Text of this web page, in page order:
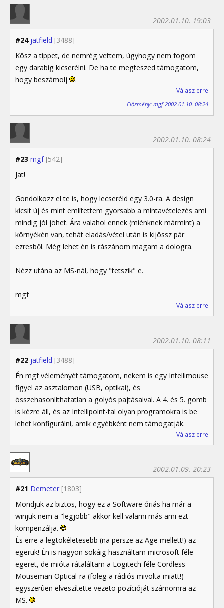
#24 jatfield [3488]
2002.01.10. 19:03
Kösz a tippet, de nemrég vettem, úgyhogy nem fogom
egy darabig kicserélni. De ha te megteszed támogatom,
hogy beszámolj
.
Válasz erre
Előzmény: mgf 2002.01.10. 08:24
#23 mgf [542]
2002.01.10. 08:24
Jat!
Gondolkozz el te is, hogy lecseréld egy 3.0-ra. A design
kicsit új és mint említettem gyorsabb a mintavételezés ami
mindig jól jöhet. Ára valahol ennek (miénknek mármint) a
környékén van, tehát eladás/vétel után is kijössz pár
ezresből. Még lehet én is rászánom magam a dologra.
Nézz utána az MS-nál, hogy "tetszik" e.
mgf
Válasz erre
#22 jatfield [3488]
2002.01.10. 08:11
Én mgf véleményét támogatom, nekem is egy Intellimouse
figyel az asztalomon (USB, optikai), és
összehasonlíthatatlan a golyós pajtásaival. A 4. és 5. gomb
is kézre áll, és az Intellipoint-tal olyan programokra is be
lehet konfigurálni, amik egyébként nem támogatják.
Válasz erre
#21 Demeter [1803]
2002.01.09. 20:23
Mondjuk az biztos, hogy ez a Software óriás ha már a
winjük nem a "legjobb" akkor kell valami más ami ezt
kompenzálja.
És erre a legtökéletesebb (na persze az Age mellett!) az
egerük! Én is nagyon sokáig használtam microsoft féle
egeret, de mióta rátaláltam a Logitech féle Cordless
Mouseman Optical-ra (fõleg a rádiós mivolta miatt!)
egyszerûen elveszítette vezetõ pozícióját számomra az
MS.